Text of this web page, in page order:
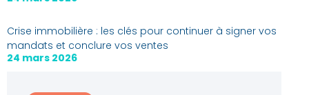
Crise immobilière : les clés pour continuer à signer vos
mandats et conclure vos ventes
24 mars 2026